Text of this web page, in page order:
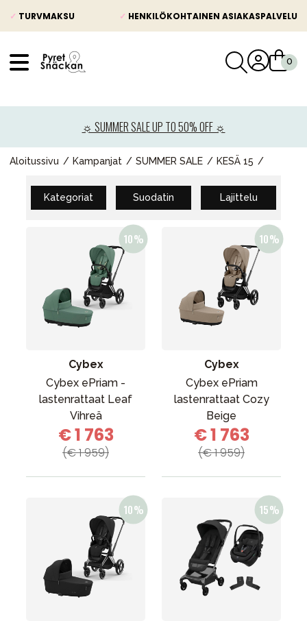
✓ TURVMAKSU ✓ HENKILÖKOHTAINEN ASIAKASPALVELU
☼ SUMMER SALE UP TO 50% OFF ☼
Aloitussivu Kampanjat SUMMER SALE KESÄ 15
Kategoriat Suodatin Lajittelu
Cybex
Cybex ePriam -
lastenrattaat Leaf
Vihreä
€ 1 763
(€ 1 959)
Cybex
Cybex ePriam
lastenrattaat Cozy
Beige
€ 1 763
(€ 1 959)
Lastenvaunut
Lasten turvaistuimet
Vauvan paketti
Lapsi & vauva
Lelut ja pelit
Äiti & Isä
Huonekalut & vuodevaatteet
Tarvikkeet
Lahjavinkkejä
Tavaramerkit
Aurinko ja uinti
Ota meihin yhteyttä osoitteessa
Myymälämme